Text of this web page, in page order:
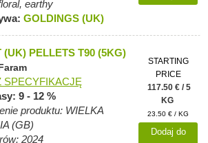
earthy
GOLDINGS (UK)
(UK) PELLETS T90 (5KG)
SPECYFIKACJĘ
9 - 12 %
produktu: WIELKA
(GB)
2024
STARTING
PRICE
117.50 € / 5
KG
23.50 € / KG
Dodaj do